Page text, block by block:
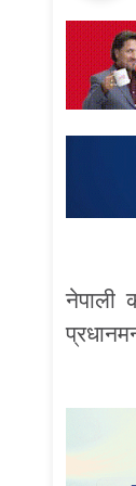
नेपाली